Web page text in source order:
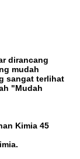
dirancang
mudah
sangat terlihat
"Mudah
Kimia 45